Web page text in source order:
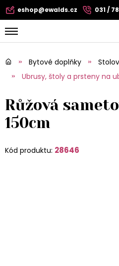
eshop@ewalds.cz 031 /
Bytové doplňky
Ubrusy, štoly a prsteny na
Růžová
150cm
Kód produktu: 28646